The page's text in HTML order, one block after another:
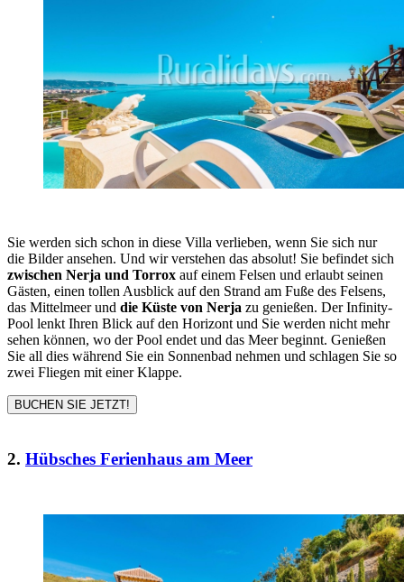
Sie werden sich schon in diese Villa verlieben, wenn Sie sich nur
die Bilder ansehen. Und wir verstehen das absolut! Sie befindet sich
zwischen Nerja und Torrox auf einem Felsen und erlaubt seinen
Gästen, einen tollen Ausblick auf den Strand am Fuße des Felsens,
das Mittelmeer und die Küste von Nerja zu genießen. Der Infinity-
Pool lenkt Ihren Blick auf den Horizont und Sie werden nicht mehr
sehen können, wo der Pool endet und das Meer beginnt. Genießen
Sie all dies während Sie ein Sonnenbad nehmen und schlagen Sie so
zwei Fliegen mit einer Klappe.
BUCHEN SIE JETZT!
2. Hübsches Ferienhaus am Meer